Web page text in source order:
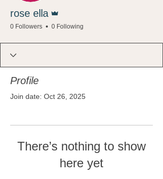
rose ella
0 Followers 0 Following
Profile
Join date: Oct 26, 2025
There’s nothing to show
here yet